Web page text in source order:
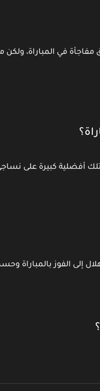
في المباراة،
أفضلية كبيرة على
إلى الفوز بالمباراة